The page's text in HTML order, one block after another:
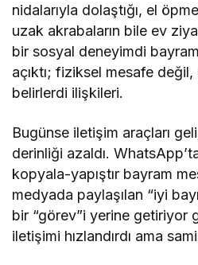
nidalarıyla dolaştığı, el
uzak akrabaların bile ev
bir sosyal deneyimdi
açıktı; fiziksel mesafe değil,
belirlerdi ilişkileri.
Bugünse iletişim araçları
derinliği azaldı.
kopyala-yapıştır bayram
medyada paylaşılan “iyi
bir “görev”i yerine getiriyor
iletişimi hızlandırdı ama